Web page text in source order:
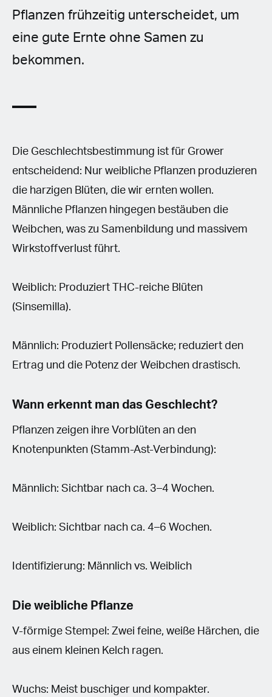
Pflanzen frühzeitig unterscheidet, um
eine gute Ernte ohne Samen zu
bekommen.
Die Geschlechtsbestimmung ist für Grower
entscheidend: Nur weibliche Pflanzen produzieren
die harzigen Blüten, die wir ernten wollen.
Männliche Pflanzen hingegen bestäuben die
Weibchen, was zu Samenbildung und massivem
Wirkstoffverlust führt.
Weiblich: Produziert THC-reiche Blüten
(Sinsemilla).
Männlich: Produziert Pollensäcke; reduziert den
Ertrag und die Potenz der Weibchen drastisch.
Wann erkennt man das Geschlecht?
Pflanzen zeigen ihre Vorblüten an den
Knotenpunkten (Stamm-Ast-Verbindung):
Männlich: Sichtbar nach ca. 3–4 Wochen.
Weiblich: Sichtbar nach ca. 4–6 Wochen.
Identifizierung: Männlich vs. Weiblich
Die weibliche Pflanze
V-förmige Stempel: Zwei feine, weiße Härchen, die
aus einem kleinen Kelch ragen.
Wuchs: Meist buschiger und kompakter.